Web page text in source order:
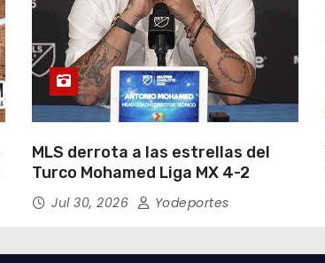
MLS derrota a las estrellas del
Turco Mohamed Liga MX 4-2
Jul 30, 2026 Yodeportes